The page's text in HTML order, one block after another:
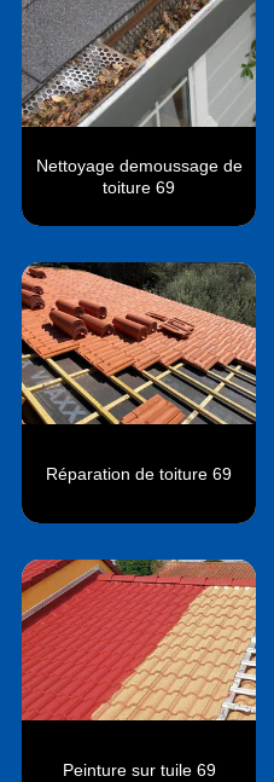
Nettoyage demoussage de
toiture 69
Réparation de toiture 69
Peinture sur tuile 69